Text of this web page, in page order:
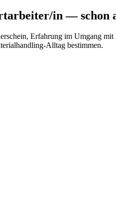
in — schon
Erfahrung im Umgang
Alltag bestimmen.